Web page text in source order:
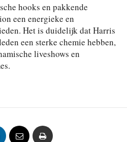
hooks en pakkende
een energieke en
Het is duidelijk dat Harris
een sterke chemie hebben,
liveshows en